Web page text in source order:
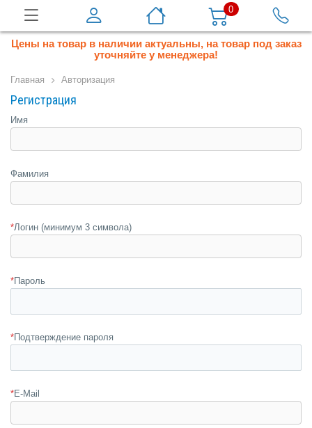
0
Цены на товар в наличии актуальны, на товар под заказ
уточняйте у менеджера!
Главная Авторизация
Регистрация
Имя
Фамилия
*Логин (минимум 3 символа)
*Пароль
*Подтверждение пароля
*E-Mail